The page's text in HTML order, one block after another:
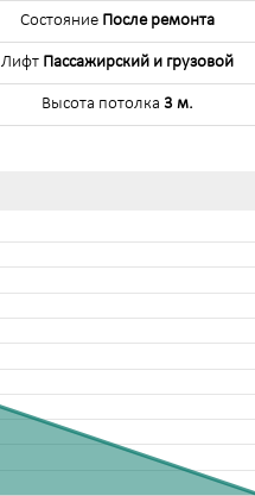
Состояние После ремонта
Лифт Пассажирский и грузовой
Высота потолка 3 м.